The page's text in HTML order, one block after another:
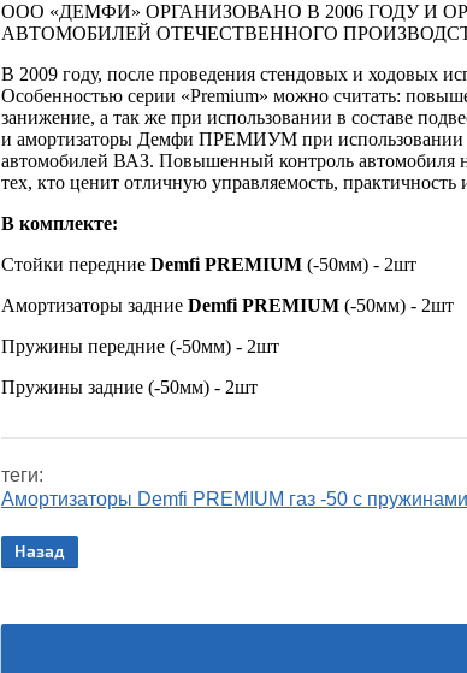
ООО «ДЕМФИ» ОРГАНИЗОВАНО В 2006 ГОДУ И
АВТОМОБИЛЕЙ ОТЕЧЕСТВЕННОГО
В 2009 году, после проведения стендовых и ходовых
Особенностью серии «Premium» можно считать:
занижение, а так же при использовании в составе
и амортизаторы Демфи ПРЕМИУМ при использовании
автомобилей ВАЗ. Повышенный контроль автомобиля
тех, кто ценит отличную управляемость,
В комплекте:
Стойки передние Demfi PREMIUM (-50мм) - 2шт
Амортизаторы задние Demfi PREMIUM (-50мм) - 2шт
Пружины передние (-50мм) - 2шт
Пружины задние (-50мм) - 2шт
теги:
Амортизаторы Demfi PREMIUM газ -50 с
Назад